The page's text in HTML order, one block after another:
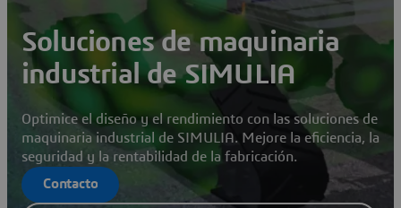
Soluciones de maquinaria
industrial de SIMULIA
Optimice el diseño y el rendimiento con las soluciones de
maquinaria industrial de SIMULIA. Mejore la eficiencia, la
seguridad y la rentabilidad de la fabricación.
Contacto